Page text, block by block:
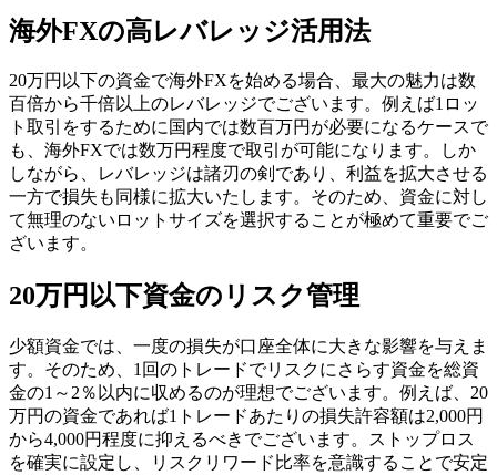
海外FXの高レバレッジ活用法
20万円以下の資金で海外FXを始める場合、最大の魅力は数
百倍から千倍以上のレバレッジでございます。例えば1ロッ
ト取引をするために国内では数百万円が必要になるケースで
も、海外FXでは数万円程度で取引が可能になります。しか
しながら、レバレッジは諸刃の剣であり、利益を拡大させる
一方で損失も同様に拡大いたします。そのため、資金に対し
て無理のないロットサイズを選択することが極めて重要でご
ざいます。
20万円以下資金のリスク管理
少額資金では、一度の損失が口座全体に大きな影響を与えま
す。そのため、1回のトレードでリスクにさらす資金を総資
金の1～2％以内に収めるのが理想でございます。例えば、20
万円の資金であれば1トレードあたりの損失許容額は2,000円
から4,000円程度に抑えるべきでございます。ストップロス
を確実に設定し、リスクリワード比率を意識することで安定